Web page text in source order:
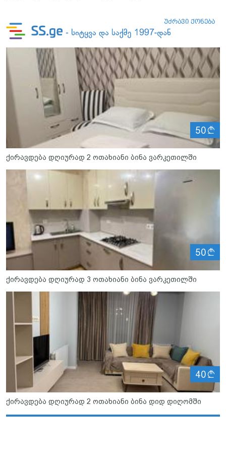
50
ქირავდება დღიურად 2 ოთახიანი ბინა ვარკეთილში
50
ქირავდება დღიურად 3 ოთახიანი ბინა ვარკეთილში
40
ქირავდება დღიურად 2 ოთახიანი ბინა დიდ დიღომში